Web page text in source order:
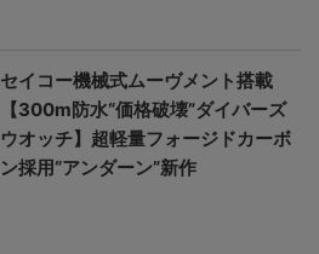
セイコー機械式ムーヴメント搭載
【300m防水“価格破壊”ダイバーズ
ウオッチ】超軽量フォージドカーボ
ン採用“アンダーン”新作